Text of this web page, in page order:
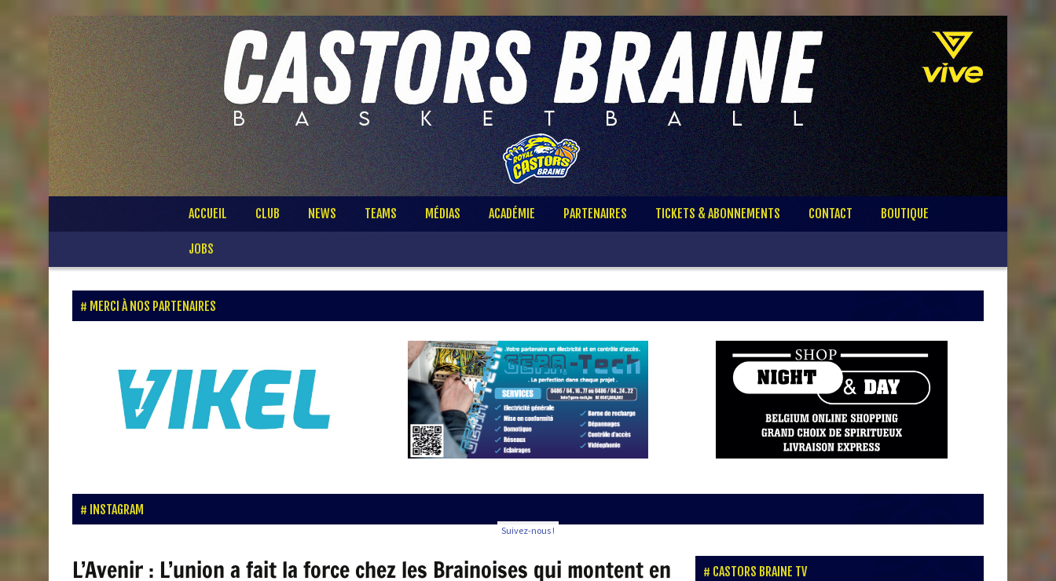
Passer
ACCUEIL CLUB NEWS TEAMS MÉDIAS ACADÉMIE PARTENAIRES TICKETS & ABONNEMENTS CONTACT BOUTIQUE
JOBS
MERCI À NOS PARTENAIRES
INSTAGRAM
Suivez-nous !
L’Avenir : L’union a fait la force chez les Brainoises qui montent en
CASTORS BRAINE TV